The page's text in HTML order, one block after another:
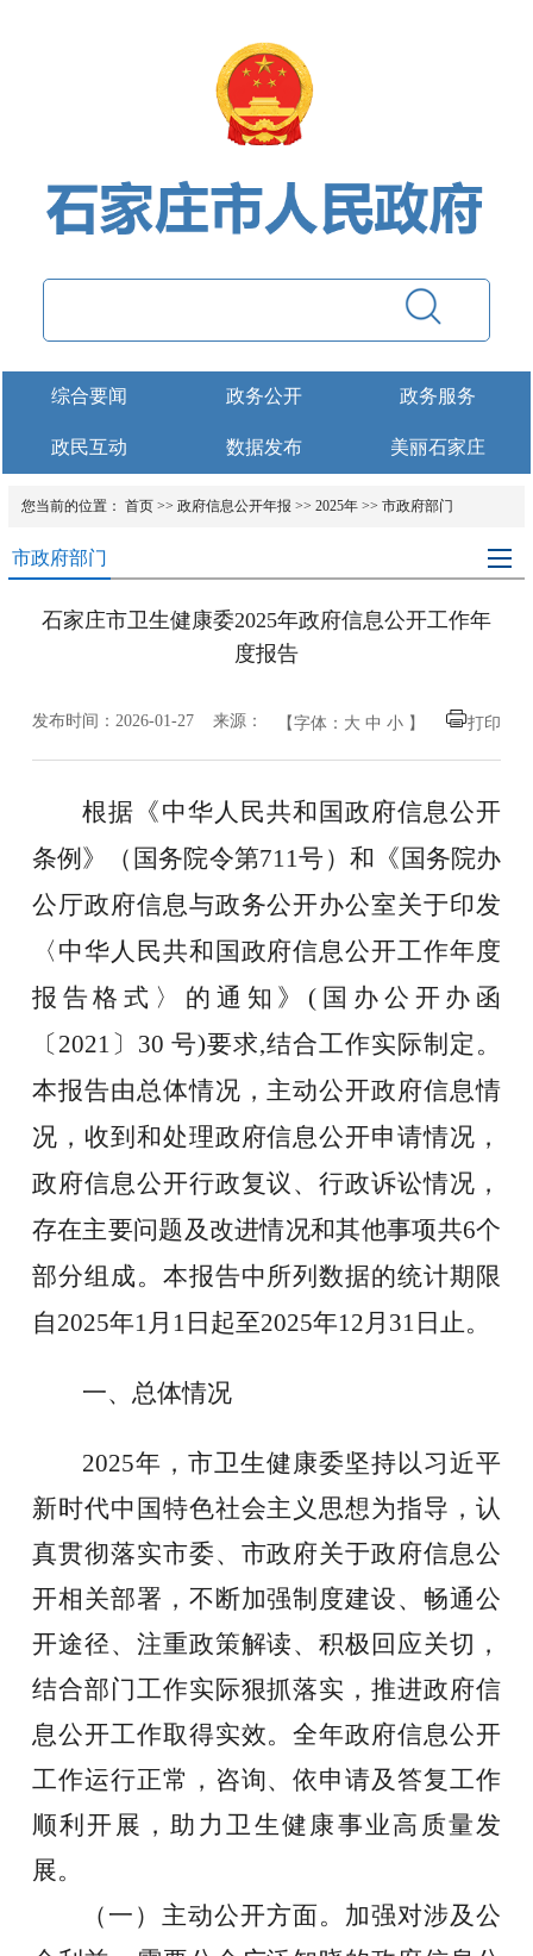
综合要闻 政务公开 政务服务
政民互动 数据发布 美丽石家庄
您当前的位置： 首页 >> 政府信息公开年报 >> 2025年>> 市政府部门
市政府部门
石家庄市卫生健康委2025年政府信息公开工作年
度报告
发布时间：2026-01-27 来源： 【字体： 大 中 小 】 打印
根据《中华人民共和国政府信息公开
条例》（国务院令第711号）和《国务院办
公厅政府信息与政务公开办公室关于印发
〈中华人民共和国政府信息公开工作年度
报告格式〉的通知》(国办公开办函
〔2021〕30 号)要求,结合工作实际制定。
本报告由总体情况，主动公开政府信息情
况，收到和处理政府信息公开申请情况，
政府信息公开行政复议、行政诉讼情况，
存在主要问题及改进情况和其他事项共6个
部分组成。本报告中所列数据的统计期限
自2025年1月1日起至2025年12月31日止。
一、总体情况
2025年，市卫生健康委坚持以习近平
新时代中国特色社会主义思想为指导，认
真贯彻落实市委、 市政府关于政府信息公
开相关部署，不断加强制度建设、畅通公
开途径、注重政策解读、积极回应关切，
结合部门工作实际狠抓落实，推进政府信
息公开工作取得实效。全年政府信息公开
工作运行正常，咨询、依申请及答复工作
顺利开展 ， 助力卫生健康事业高质量发
展。
（一）主动公开方面。 加强对涉及公